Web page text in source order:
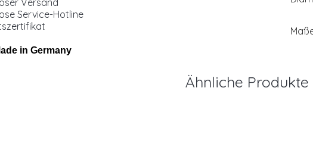
Versand
Service-Hotline
in Germany
Ähnliche Produkte